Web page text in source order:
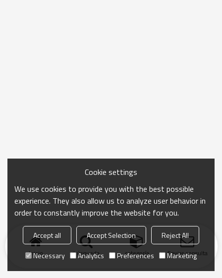
Inicio búsqueda categoría Enviar consulta
Cookie settings
We use cookies to provide you with the best possible
experience. They also allow us to analyze user behavior in
order to constantly improve the website for you.
Accept all Accept Selection
Reject All
Necessary
Analytics Preferences Marketing